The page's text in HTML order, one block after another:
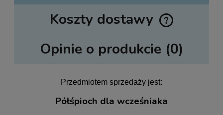
Koszty dostawy
Cena nie zawiera ewentualnych kosztów płatności
Opinie o produkcie (0)
Przedmiotem sprzedaży jest:
Półśpioch dla wcześniaka